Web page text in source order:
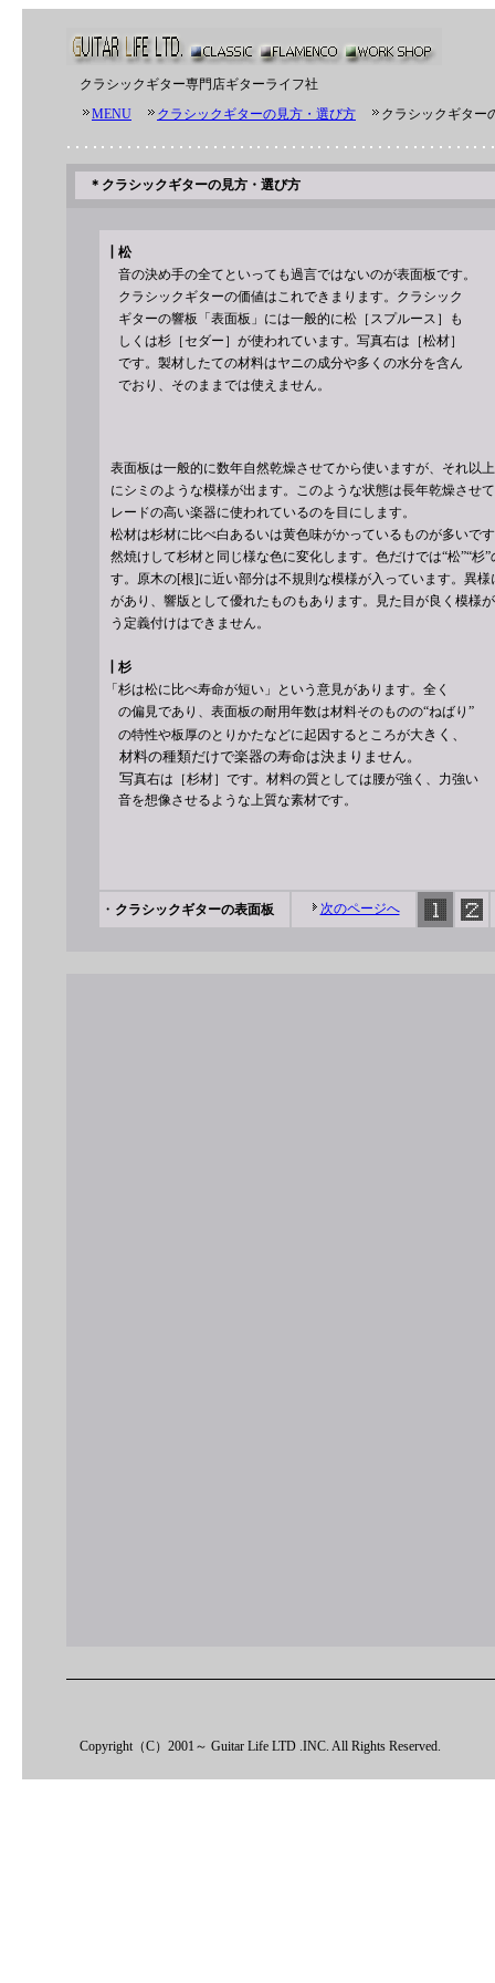
クラシックギター専門店ギターライフ社
MENU
クラシックギターの見方・選び方 クラシックギター
＊ クラシックギターの見方・選び方
┃松
音の決め手の全てといっても過言ではないのが表面板です。
クラシックギターの価値はこれできまります。クラシック
ギターの響板「表面板」には一般的に松 ［スプルース］も
しくは杉［セダー］が使われています。写真右は［松材］
です。製材したての材料はヤニの成分や多くの水分を含ん
でおり、そのままでは使えません。
表面板は一般的に数年自然乾燥させてから使いますが、それ以
にシミのような模様が出ます。このような状態は長年乾燥させ
レードの高い楽器に使われているのを目にします。
松材は杉材に比べ白あるいは黄色味がかっているものが多いで
然焼けして杉材と同じ様な色に変化します。色だけでは“松”“杉
す。原木の[根]に近い部分は不規則な模様が入っています。異
があり、響版として優れたものもあります。見た目が良く模様
う定義付けはできません。
杉
「杉は松に比べ寿命が短い」という意見があります。全く
の偏見であり、表面板の耐用年数は材料そのものの“ねばり”
の特性や板厚のとりかたなどに起因するところが大き く、
材料の種類だけで楽器の寿命は決まりません。
写真右は［杉材］です。材料の質としては腰が強く、力強い
音を想像させるような上質な素材です。
・ クラシックギターの表面板 次のページへ
Copyright（C）2001～ Guitar Life LTD .INC. All Rights Reserved.